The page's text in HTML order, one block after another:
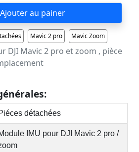
Ajouter au painer
Mavic 2 pro Mavic Zoom
DJI Mavic 2 pro et zoom , pièce
détachées
IMU pour DJI Mavic 2 pro /